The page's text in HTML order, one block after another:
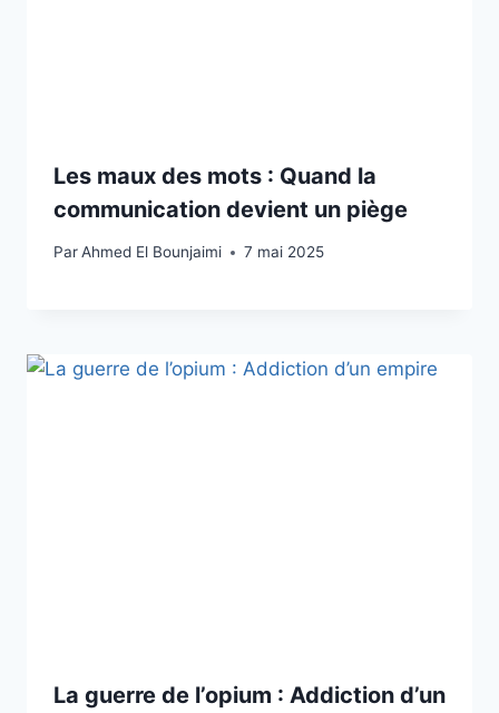
Les maux des mots : Quand la
communication devient un piège
ParAhmed El Bounjaimi 7 mai 2025
La guerre de l’opium : Addiction d’un